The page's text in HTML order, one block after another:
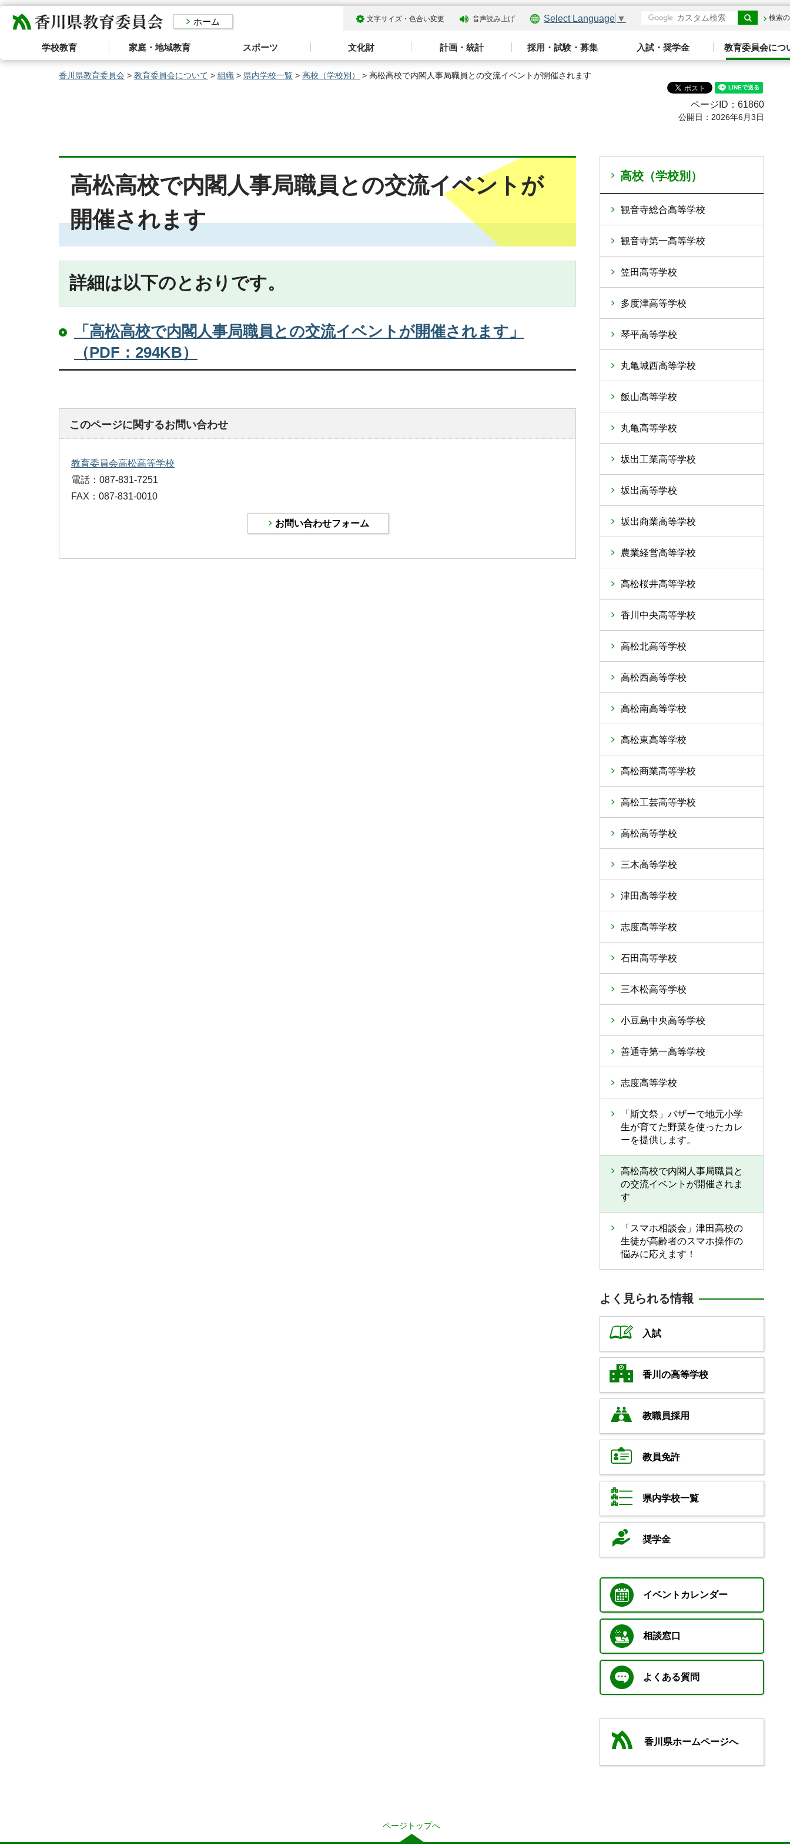
香川県教育委員会 ホーム 文字サイズ・色合い変更 音声読み上げ Select Language ▼ 検索
学校教育 家庭・地域教育 スポーツ 文化財 計画・統計 採用・試験・募集 入試・奨学金 教育委員会につ
香川県教育委員会 > 教育委員会について > 組織 > 県内学校一覧 > 高校（学校別） > 高松高校で内閣人事局職員との交流イベントが開催されます
ページID：61860
公開日：2026年6月3日
高松高校で内閣人事局職員との交流イベントが
開催されます
詳細は以下のとおりです。
「高松高校で内閣人事局職員との交流イベントが開催されます」
（PDF：294KB）
このページに関するお問い合わせ
教育委員会高松高等学校
電話：087-831-7251
FAX：087-831-0010
高校（学校別）
観音寺総合高等学校
観音寺第一高等学校
笠田高等学校
多度津高等学校
琴平高等学校
丸亀城西高等学校
飯山高等学校
丸亀高等学校
坂出工業高等学校
坂出高等学校
坂出商業高等学校
農業経営高等学校
高松桜井高等学校
香川中央高等学校
高松北高等学校
高松西高等学校
高松南高等学校
高松東高等学校
高松商業高等学校
高松工芸高等学校
高松高等学校
三木高等学校
津田高等学校
志度高等学校
石田高等学校
三本松高等学校
小豆島中央高等学校
善通寺第一高等学校
志度高等学校
「斯文祭」バザーで地元小学
生が育てた野菜を使ったカレ
ーを提供します。
高松高校で内閣人事局職員と
の交流イベントが開催されま
す
「スマホ相談会」津田高校の
生徒が高齢者のスマホ操作の
悩みに応えます！
よく見られる情報
入試
香川の高等学校
教職員採用
教員免許
県内学校一覧
奨学金
イベントカレンダー
相談窓口
よくある質問
香川県ホームページへ
ページトップへ